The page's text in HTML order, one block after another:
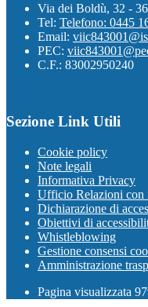
Via dei Boldù, 32 -
Tel: Telefono: 0445
Email:
PEC:
C.F.: 83002950240
Sezione Link Utili
Cookie policy
Note legali
Informativa Privacy
Ufficio Relazioni con
Dichiarazione di
Obiettivi di
Whistleblowing
Gestione consensi
Amministrazione
Pagina visualizzata